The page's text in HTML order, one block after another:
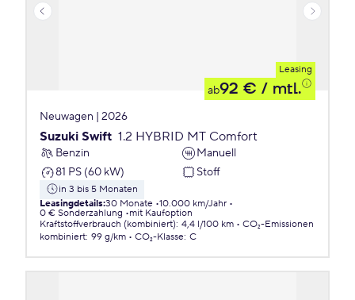
Leasing
ab92 € / mtl.
Neuwagen | 2026
Suzuki Swift 1.2 HYBRID MT Comfort
Benzin
Manuell
81 PS (60 kW)
Stoff
in 3 bis 5 Monaten
Leasingdetails:30 Monate 10.000 km/Jahr
0 € Sonderzahlung
mit Kaufoption
Kraftstoffverbrauch (kombiniert): 4,4 l/100 km
CO₂-Emissionen
kombiniert: 99 g/km CO₂-Klasse: C